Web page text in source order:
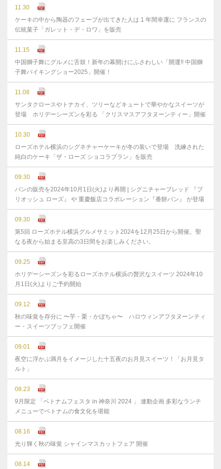
11.30
ケーキの中から陶器のフェーブが出てきた人は 1 年間幸運に フランスの
伝統菓子「ガレット・デ・ロワ」を販売
11.15
中国獅子舞にグルメに舌鼓！新年の幕開けにふさわしい「開運!! 中国獅
子舞バイキングショー2025」開催！
11.08
サンタクロースやトナカイ、ツリーなどキュートで華やかなスイーツが
登場 ホリデーシーズンを彩る 「クリスマスアフタヌーンティー」開催
10.30
ローズホテル横浜のシグネチャーケーキが冬の装いで登場 洗練された
純白のケーキ「ザ・ローズ ショコラブラン」を販売
09.30
パンの販売を2024年10月1日(火)より再開 | シグニチャーブレッド 『ブ
リオッシュ ローズ』 や 重慶飯店コラボレーション『番餅パン』 が登場
09.30
第5回 ローズホテル横浜グルメサミット2024を12月25日から開催。聖
なる夜から始まる至高の3日間をお楽しみください。
09.25
ホリデーシーズンを彩るローズホテル横浜の贅沢なスイーツ 2024年10
月1日(火)よりご予約開始
09.12
秋の味覚を存分に 〜芋・栗・かぼちゃ〜 ハロウィンアフタヌーンティ
ー・スイーツブッフェ開催
09.01
夜空に浮かぶ満月をイメージした十五夜のお月見スイーツ！「お月見タ
ルト」
08.23
9月限定 「ベトナムフェスタ in 神奈川 2024 」 連動企画 多彩なランチ
メニューでベトナムの食文化を堪能
08.16
光り輝く秋の味覚 シャインマスカットフェア 開催
08.14